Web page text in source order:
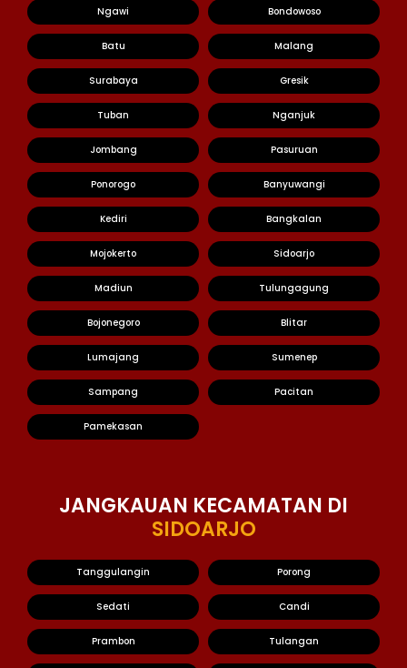
Ngawi Bondowoso
Batu Malang
Surabaya Gresik
Tuban Nganjuk
Jombang Pasuruan
Ponorogo Banyuwangi
Kediri Bangkalan
Mojokerto Sidoarjo
Madiun Tulungagung
Bojonegoro Blitar
Lumajang Sumenep
Sampang Pacitan
Pamekasan
JANGKAUAN KECAMATAN DI
SIDOARJO
Tanggulangin Porong
Sedati Candi
Prambon Tulangan